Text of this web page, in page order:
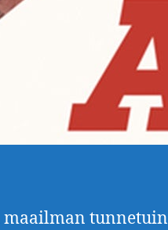
maailman tunnetuin